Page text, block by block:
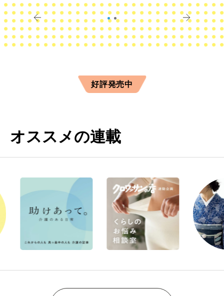
すか？
きに
好評発売中
オススメの連載